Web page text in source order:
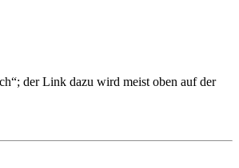
der Link dazu wird meist oben auf der